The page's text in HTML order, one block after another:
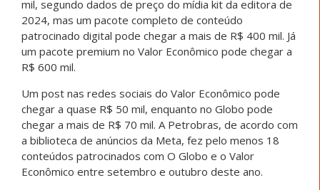
mil, segundo dados de preço do mídia kit da editora de
2024, mas um pacote completo de conteúdo
patrocinado digital pode chegar a mais de R$ 400 mil. Já
um pacote premium no Valor Econômico pode chegar a
R$ 600 mil.
Um post nas redes sociais do Valor Econômico pode
chegar a quase R$ 50 mil, enquanto no Globo pode
chegar a mais de R$ 70 mil. A Petrobras, de acordo com
a biblioteca de anúncios da Meta, fez pelo menos 18
conteúdos patrocinados com O Globo e o Valor
Econômico entre setembro e outubro deste ano.